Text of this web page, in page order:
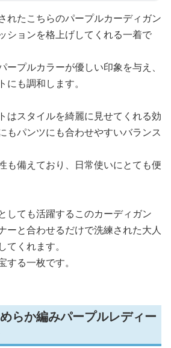
れたこちらのパープルカーディガン
ションを格上げしてくれる一着で
ープルカラーが優しい印象を与え、
にも調和します。
はスタイルを綺麗に見せてくれる効
もパンツにも合わせやすいバランス
も備えており、日常使いにとても便
しても活躍するこのカーディガン
ーと合わせるだけで洗練された大人
くれます。
る一枚です。
らか編みパープルレディー